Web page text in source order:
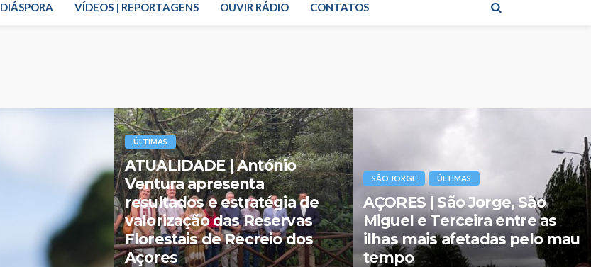
DIÁSPORA VÍDEOS | REPORTAGENS OUVIR RÁDIO CONTATOS
ÚLTIMAS
ATUALIDADE |
Telemonitorização reforça
resposta das Salas de
Emergência das Unidades
Básicas de Urgência dos
Açores
AÇORES | Maria João
Carreiro destaca
importância das autarquias
na diversificação de novas
soluções habitacionais